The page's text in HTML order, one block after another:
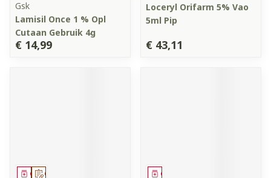
Gsk
Lamisil Once 1 % Opl
Cutaan Gebruik 4g
€ 14,99
Loceryl Orifarm 5% Vao
5ml Pip
€ 43,11
Op voorschrift
Geneesmiddel Geneesmiddel